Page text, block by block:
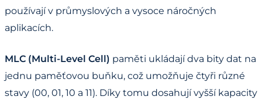
používají v průmyslových a vysoce náročných
aplikacích.
MLC (Multi-Level Cell) paměti ukládají dva bity dat na
jednu paměťovou buňku, což umožňuje čtyři různé
stavy (00, 01, 10 a 11). Díky tomu dosahují vyšší kapacity